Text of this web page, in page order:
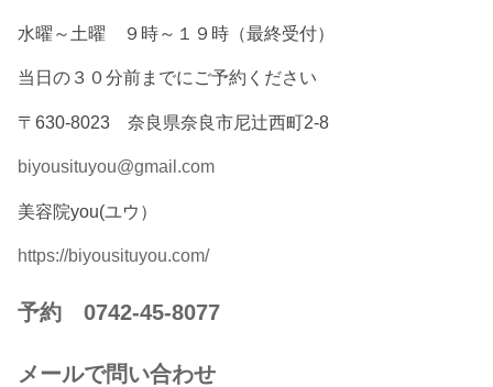
水曜～土曜 ９時～１９時（最終受付）
当日の３０分前までにご予約ください
〒630-8023 奈良県奈良市尼辻西町2-8
biyousituyou@gmail.com
美容院you(ユウ）
https://biyousituyou.com/
予約 0742-45-8077
メールで問い合わせ